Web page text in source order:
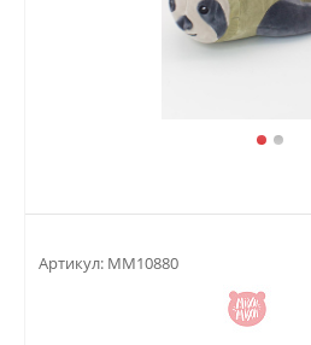
Артикул: MM10880